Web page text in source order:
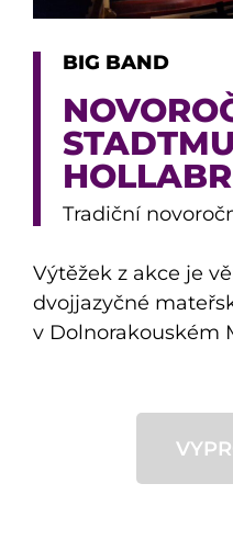
BIG BAND
Tradiční
Výtěžek z akce je
dvojjazyčné
v Dolnorakouském